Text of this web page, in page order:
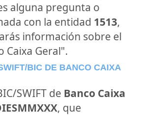
alguna pregunta o
con la entidad 1513,
información sobre el
Caixa Geral".
BIC DE BANCO CAIXA
SWIFT de Banco Caixa
, que